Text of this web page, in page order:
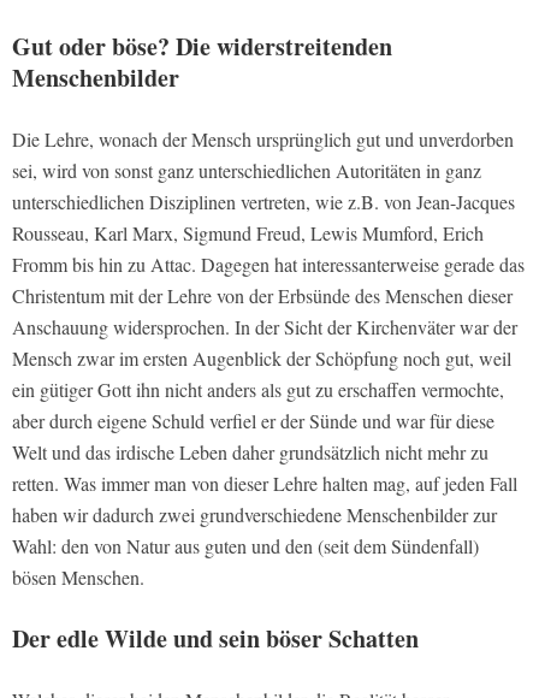
Gut oder böse? Die widerstreitenden
Menschenbilder
Die Lehre, wonach der Mensch ursprünglich gut und unverdorben
sei, wird von sonst ganz unterschiedlichen Autoritäten in ganz
unterschiedlichen Disziplinen vertreten, wie z.B. von Jean-Jacques
Rousseau, Karl Marx, Sigmund Freud, Lewis Mumford, Erich
Fromm bis hin zu Attac. Dagegen hat interessanterweise gerade das
Christentum mit der Lehre von der Erbsünde des Menschen dieser
Anschauung widersprochen. In der Sicht der Kirchenväter war der
Mensch zwar im ersten Augenblick der Schöpfung noch gut, weil
ein gütiger Gott ihn nicht anders als gut zu erschaffen vermochte,
aber durch eigene Schuld verfiel er der Sünde und war für diese
Welt und das irdische Leben daher grundsätzlich nicht mehr zu
retten. Was immer man von dieser Lehre halten mag, auf jeden Fall
haben wir dadurch zwei grundverschiedene Menschenbilder zur
Wahl: den von Natur aus guten und den (seit dem Sündenfall)
bösen Menschen.
Der edle Wilde und sein böser Schatten